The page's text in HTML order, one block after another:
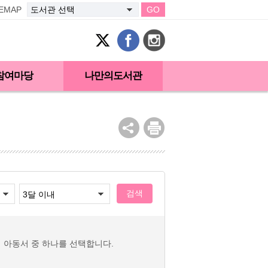
GO
여마당 나만의도서관
검색
동서 중 하나를 선택합니다.